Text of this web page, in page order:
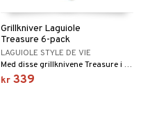
Grillkniver Laguiole
Treasure 6-pack
LAGUIOLE STYLE DE VIE
Med disse grillknivene Treasure i sett på 6 stk fra Premium Line of Laguiole Style de Vie skjærer du enkelt en god kjøttbit.
kr 339